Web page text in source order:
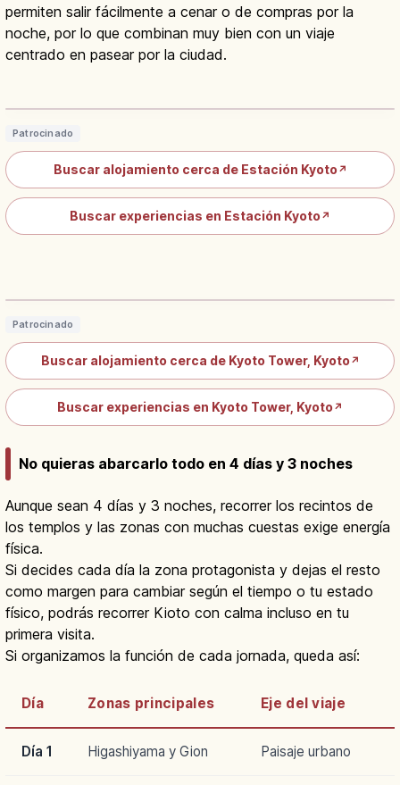
permiten salir fácilmente a cenar o de compras por la
noche, por lo que combinan muy bien con un viaje
centrado en pasear por la ciudad.
Estación de Kioto: Guía de Acceso y
Patrocinado
Buscar alojamiento cerca de Estación Kyoto ↗
Buscar experiencias en Estación Kyoto ↗
Patrocinado
Buscar alojamiento cerca de Kyoto Tower, Kyoto ↗
Buscar experiencias en Kyoto Tower, Kyoto ↗
No quieras abarcarlo todo en 4 días y 3 noches
Aunque sean 4 días y 3 noches, recorrer los recintos de
los templos y las zonas con muchas cuestas exige energía
física.
Si decides cada día la zona protagonista y dejas el resto
como margen para cambiar según el tiempo o tu estado
físico, podrás recorrer Kioto con calma incluso en tu
primera visita.
Si organizamos la función de cada jornada, queda así:
Día Zonas principales Eje del viaje
Día 1 Higashiyama y Gion Paisaje urbano